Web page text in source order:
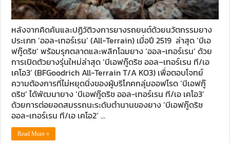
หลังจากคิดค้นและปฏิวัติวงการยางรถยนต์ด้วยนวัตกรรมยาง
ประเภท ‘ออล-เทอร์เรน’ (All-Terrain) เมื่อปี 2519 ล่าสุด ‘บีเอ
ฟกู๊ดริช’ พร้อมรุกตลาดและพลิกโฉมยาง ‘ออล-เทอร์เรน’ ด้วย
การเปิดตัวยางรุ่นใหม่ล่าสุด ‘บีเอฟกู๊ดริช ออล–เทอร์เรน ที/เอ
เคโอ3’ (BFGoodrich All-Terrain T/A KO3) เพื่อตอบโจทย์
ความต้องการที่ไม่หยุดนิ่งของผู้บริโภคกลุ่มออฟโรด ‘บีเอฟกู๊
ดริช’ ได้พัฒนายาง ‘บีเอฟกู๊ดริช ออล-เทอร์เรน ที/เอ เคโอ3’
ด้วยการต่อยอดสมรรถนะระดับตำนานของยาง ‘บีเอฟกู๊ดริช
ออล-เทอร์เรน ที/เอ เคโอ2’ …
Read More »